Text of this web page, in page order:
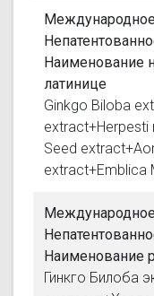
Наименование
латинице
Ginkgo Biloba
extract+Herpesti
Seed
extract+Emblica
Наименование
Гинкго Билоба